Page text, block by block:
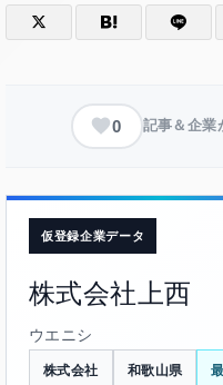
0 記事＆企業
仮登録企業データ
株式会社上西
ウエニシ
株式会社 和歌山県